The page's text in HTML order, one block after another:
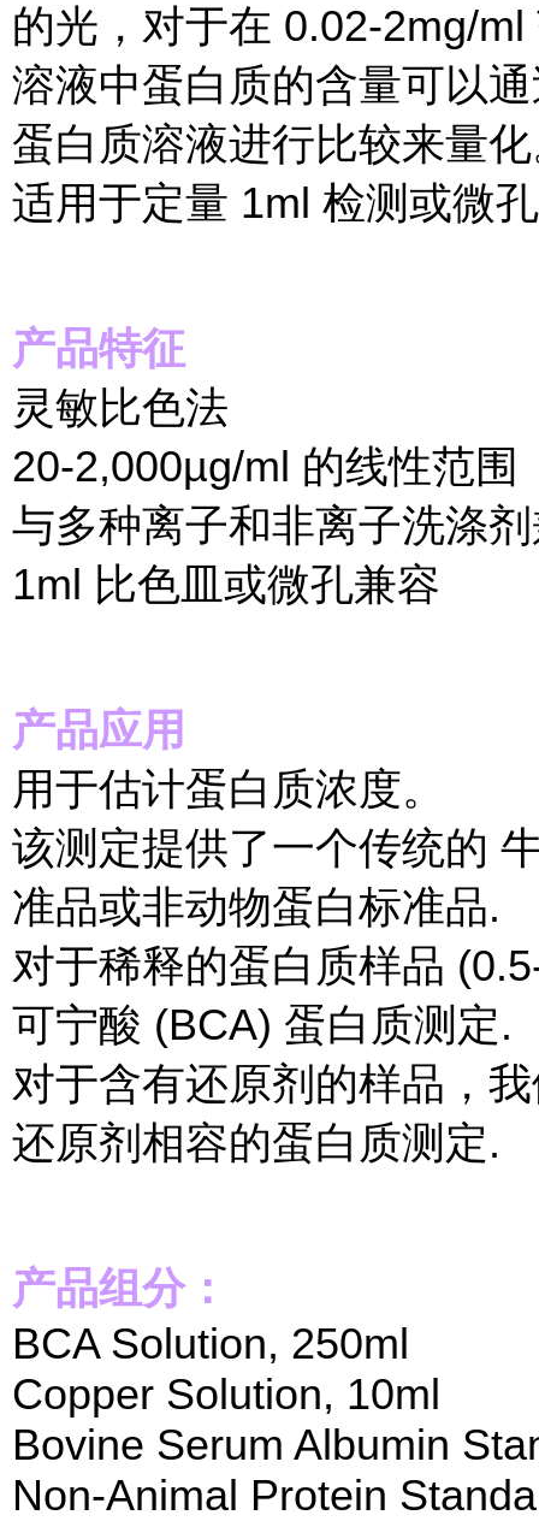
的光，对于在 0.02-2mg/
溶液中蛋白质的含量可以
蛋白质溶液进行比较来量
适用于定量 1ml 检测或微
产品特征
灵敏比色法
20-2,000µg/ml 的线性范围
与多种离子和非离子洗涤
1ml 比色皿或微孔兼容
产品应用
用于估计蛋白质浓度。
该测定提供了一个传统的
准品或非动物蛋白标准品.
对于稀释的蛋白质样品
可宁酸 (BCA) 蛋白质测定.
对于含有还原剂的样品，
还原剂相容的蛋白质测定.
产品组分：
BCA Solution, 250ml
Copper Solution, 10ml
Bovine Serum Albumin
Non-Animal Protein